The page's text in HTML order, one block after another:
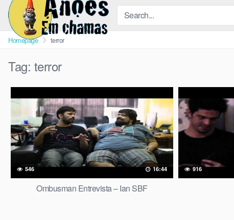
Skip
content
Homepage terror
Tag: terror
546 16:44
Ombusman Entrevista – Ian SBF
916